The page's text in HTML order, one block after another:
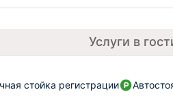
Услуги в
стойка регистрации